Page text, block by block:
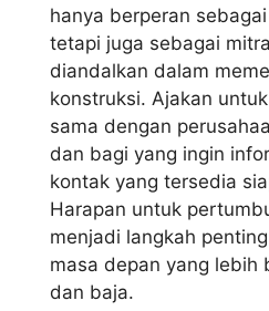
hanya berperan
tetapi juga sebagai
diandalkan dalam
konstruksi. Ajakan
sama dengan
dan bagi yang ingin
kontak yang tersedia
Harapan untuk
menjadi langkah
masa depan yang lebih
dan baja.